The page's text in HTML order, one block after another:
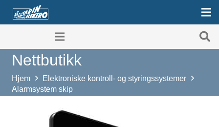
Nettbutikk
Hjem
Elektroniske kontroll- og styringssystemer
Alarmsystem skip